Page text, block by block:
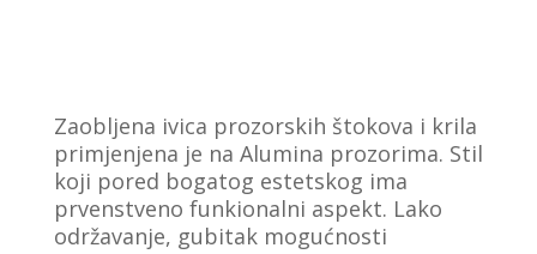
Zaobljena ivica prozorskih štokova i krila
primjenjena je na Alumina prozorima. Stil
koji pored bogatog estetskog ima
prvenstveno funkionalni aspekt. Lako
održavanje, gubitak mogućnosti